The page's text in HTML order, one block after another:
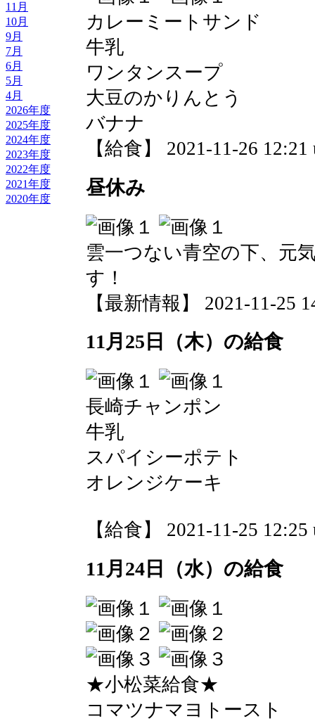
11月
10月
9月
7月
6月
5月
4月
2026年度
2025年度
2024年度
2023年度
2022年度
2021年度
2020年度
カレーミートサンド
牛乳
ワンタンスープ
大豆のかりんとう
バナナ
【給食】 2021-11-26 12:21
昼休み
雲一つない青空の下、元
す！
【最新情報】 2021-11-25
11月25日（木）の給食
長崎チャンポン
牛乳
スパイシーポテト
オレンジケーキ
【給食】 2021-11-25 12:25
11月24日（水）の給食
★小松菜給食★
コマツナマヨトースト